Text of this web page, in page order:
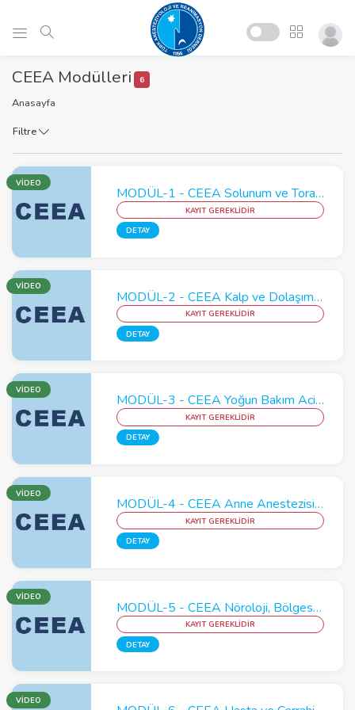
CEEA Modülleri 6
Anasayfa
Filtre
VİDEO
MODÜL-1 - CEEA Solunum ve Toraks Modülü
KAYIT GEREKLİDİR
DETAY
VİDEO
MODÜL-2 - CEEA Kalp ve Dolaşım Modülü
KAYIT GEREKLİDİR
DETAY
VİDEO
MODÜL-3 - CEEA Yoğun Bakım Acil Kan ve Kan Transfüzyonu Modülü
KAYIT GEREKLİDİR
DETAY
VİDEO
MODÜL-4 - CEEA Anne Anestezisi - Çocuk Anestezisi : İstenmeyen Etkiler
KAYIT GEREKLİDİR
DETAY
VİDEO
MODÜL-5 - CEEA Nöroloji, Bölgesel Anestezi ve Ağrı Yönetimi Modülü
KAYIT GEREKLİDİR
DETAY
VİDEO